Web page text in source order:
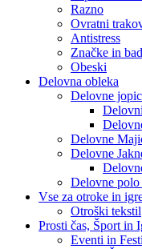
Razno
Ovratni
Antistress
Značke in
Obeski
Delovna obleka
Delovne
Delovne
Delovne
Delovne polo
Vse za otroke in
Otroški tekstil
Prosti čas, Šport in
Eventi in